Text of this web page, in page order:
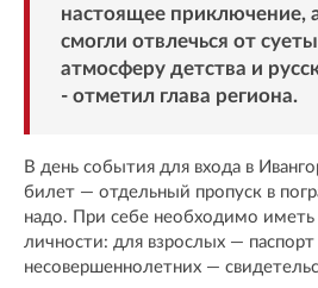
настоящее приключение,
смогли отвлечься от
атмосферу детства и
- отметил глава региона.
В день события для входа в
билет — отдельный пропуск в
надо. При себе необходимо иметь
личности: для взрослых —
несовершеннолетних —